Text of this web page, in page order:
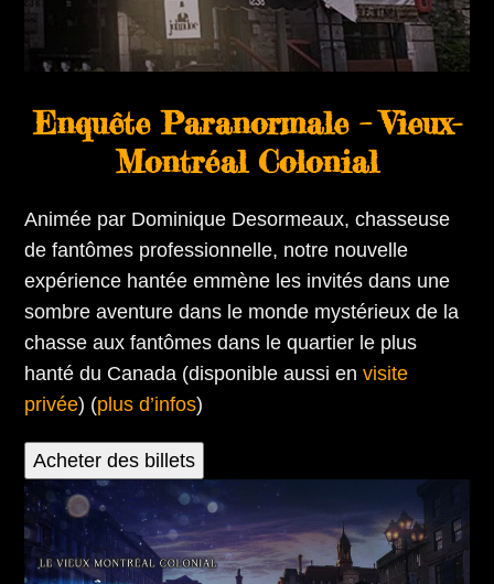
Enquête Paranormale – Vieux-
Montréal Colonial
Animée par Dominique Desormeaux, chasseuse
de fantômes professionnelle, notre nouvelle
expérience hantée emmène les invités dans une
sombre aventure dans le monde mystérieux de la
chasse aux fantômes dans le quartier le plus
hanté du Canada (disponible aussi envisite
privée) (plus d’infos)
Acheter des billets